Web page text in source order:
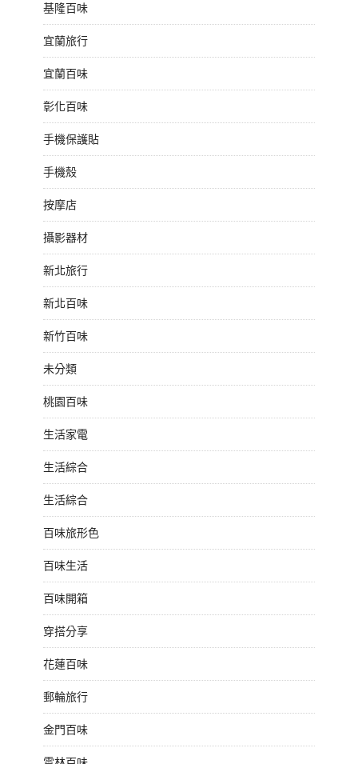
基隆百味
宜蘭旅行
宜蘭百味
彰化百味
手機保護貼
手機殼
按摩店
攝影器材
新北旅行
新北百味
新竹百味
未分類
桃園百味
生活家電
生活綜合
生活綜合
百味旅形色
百味生活
百味開箱
穿搭分享
花蓮百味
郵輪旅行
金門百味